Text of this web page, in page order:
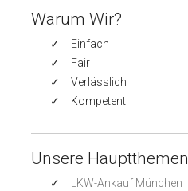
Warum Wir?
Einfach
Fair
Verlässlich
Kompetent
Unsere Hauptthemen
LKW-Ankauf München